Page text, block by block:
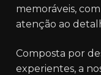
memoráveis,
atenção ao
Composta por
experientes, a